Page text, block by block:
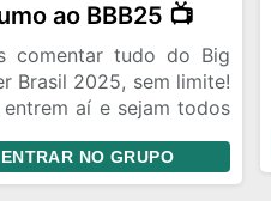
ao BBB25 📺
comentar tudo do Big
Brasil 2025, sem limite!
entrem aí e sejam todos
ENTRAR NO GRUPO